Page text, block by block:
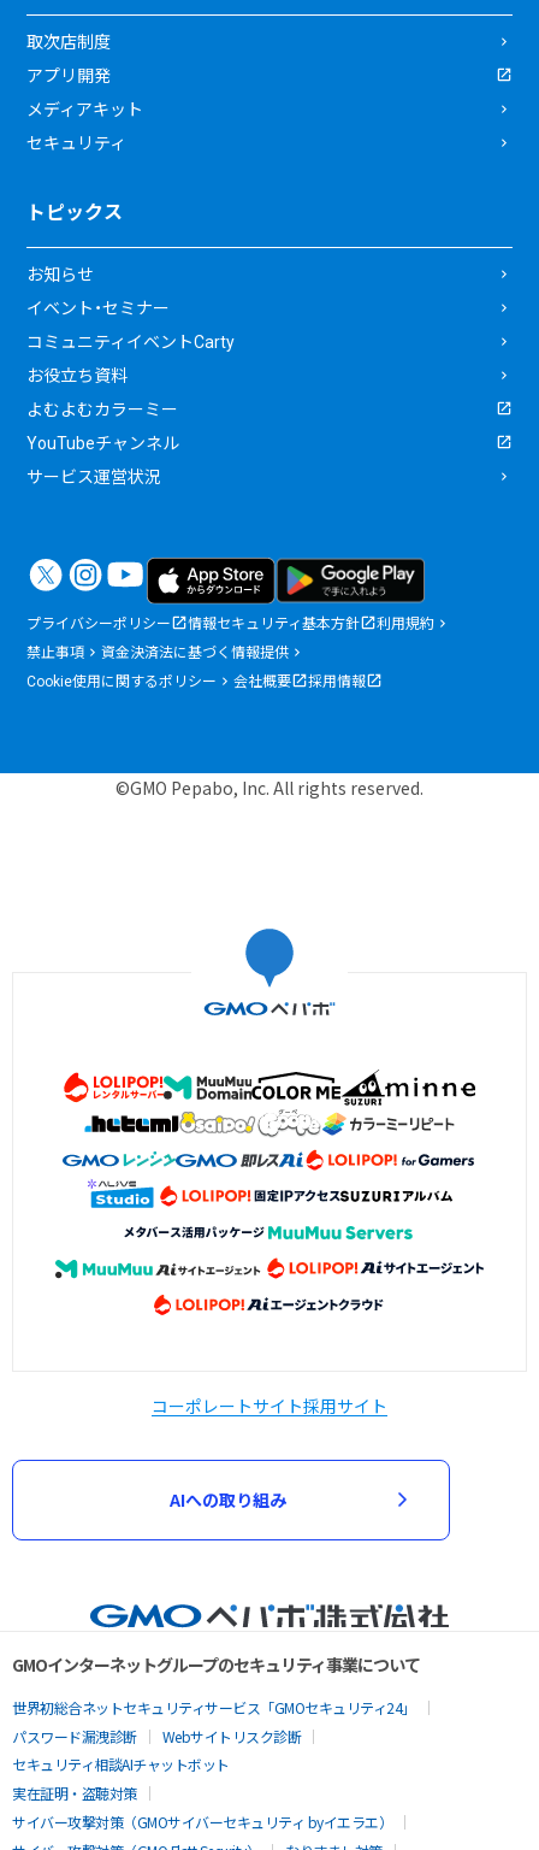
取次店制度
アプリ開発
メディアキット
セキュリティ
トピックス
お知らせ
イベント・セミナー
コミュニティイベントCarty
お役立ち資料
よむよむカラーミー
YouTubeチャンネル
サービス運営状況
プライバシーポリシー 情報セキュリティ基本方針
利用規約
禁止事項
資金決済法に基づく情報提供
Cookie使用に関するポリシー
会社概要 採用情報
©GMO Pepabo, Inc. All rights reserved.
コーポレートサイト採用サイト
AIへの取り組み
GMOインターネットグループのセキュリティ事業について
世界初総合ネットセキュリティサービス「GMOセキュリティ24」
パスワード漏洩診断
Webサイトリスク診断
セキュリティ相談AIチャットボット
実在証明・盗聴対策
サイバー攻撃対策（GMOサイバーセキュリティ byイエラエ）